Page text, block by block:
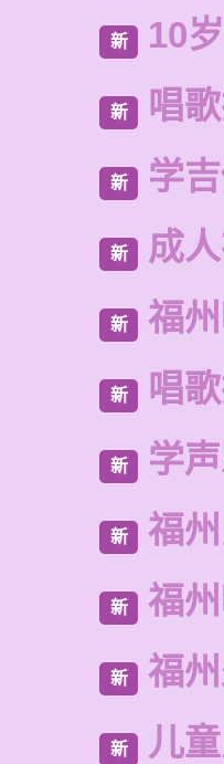
新 10
新 唱
新 学
新 成
新 福
新 唱
新 学
新 福
新 福
新 福
新 儿